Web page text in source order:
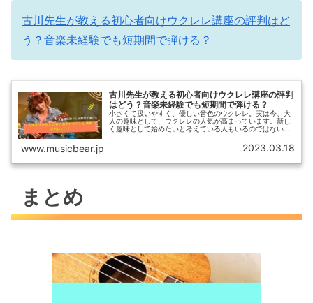
古川先生が教える初心者向けウクレレ講座の評判はど
う？音楽未経験でも短期間で弾ける？
古川先生が教える初心者向けウクレレ講座の評判
はどう？音楽未経験でも短期間で弾ける？
小さくて扱いやすく、優しい音色のウクレレ。実は今、大
人の趣味として、ウクレレの人気が高まっています。新し
く趣味として始めたいと考えている人もいるのではないで
www.musicbear.jp 2023.03.18
まとめ